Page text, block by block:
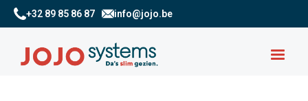
+32 89 85 86 87 info@jojo.be